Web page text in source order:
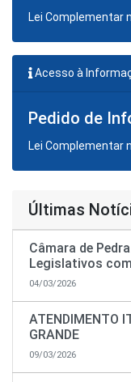
Lei Complementar
Acesso à
Pedido de
Lei Complementar
Últimas
Câmara de
Legislativos
04/03/2026
ATENDIMENTO
GRANDE
09/03/2026